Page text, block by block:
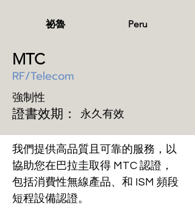
祕魯 Peru
MTC
RF/Telecom
強制性
證書效期： 永久有效
我們提供高品質且可靠的服務，以
協助您在巴拉圭取得 MTC 認證，
包括消費性無線產品、和 ISM 頻段
短程設備認證。